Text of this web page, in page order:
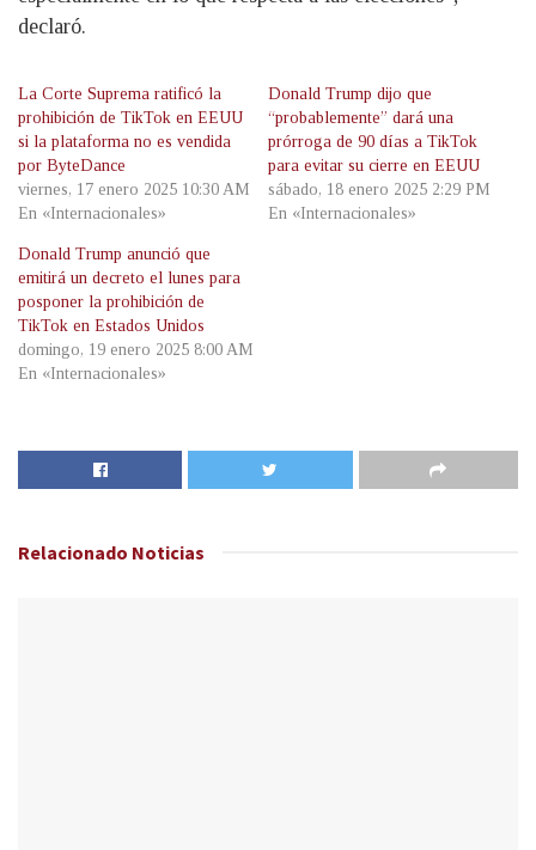
declaró.
La Corte Suprema ratificó la
prohibición de TikTok en EEUU
si la plataforma no es vendida
por ByteDance
viernes, 17 enero 2025 10:30 AM
En «Internacionales»
Donald Trump dijo que
“probablemente” dará una
prórroga de 90 días a TikTok
para evitar su cierre en EEUU
sábado, 18 enero 2025 2:29 PM
En «Internacionales»
Donald Trump anunció que
emitirá un decreto el lunes para
posponer la prohibición de
TikTok en Estados Unidos
domingo, 19 enero 2025 8:00 AM
En «Internacionales»
Relacionado Noticias